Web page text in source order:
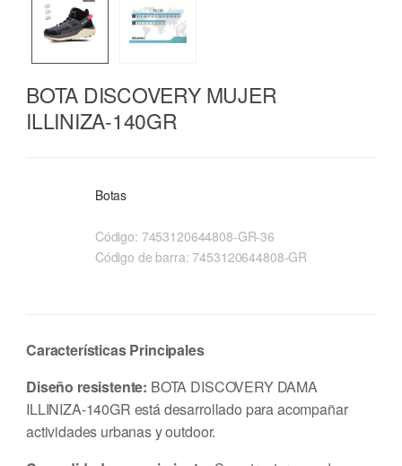
BOTA DISCOVERY MUJER
ILLINIZA-140GR
Botas
Código: 7453120644808-GR-36
Código de barra:7453120644808-GR
Características Principales
Diseño resistente: BOTA DISCOVERY DAMA
ILLINIZA-140GR está desarrollado para acompañar
actividades urbanas y outdoor.